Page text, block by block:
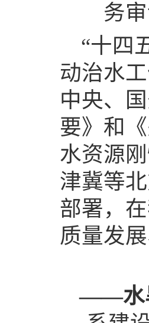
务
“十四
动治水
中央、
要》和
水资源
津冀等
部署，
质量发
——水